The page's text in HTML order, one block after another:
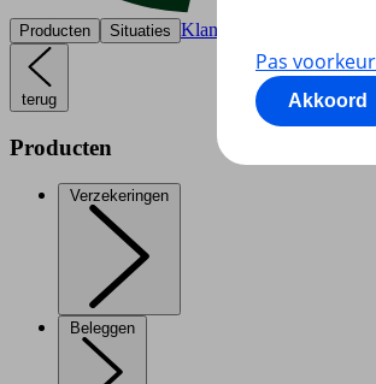
Producten Situaties Klantenservice
terug
Producten
Verzekeringen
Beleggen
Pas
Akkoord